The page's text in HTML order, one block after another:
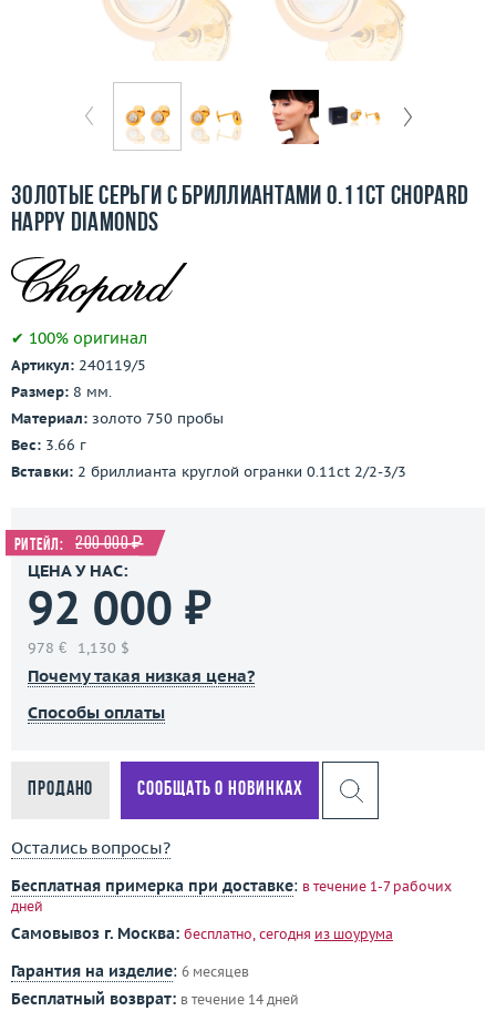
Бесплатная доставка
Покупка и оплата
О компании
Контакты
3D-тур по шоуруму
Золотые серьги с бриллиантами 0.11ct Chopard
Happy Diamonds
✔ 100% оригинал
Артикул: 240119/5
Размер: 8 мм.
Материал: золото 750 пробы
Вес: 3.66 г
Вставки: 2 бриллианта круглой огранки 0.11ct 2/2-3/3
Ритейл: 200 000 ₽
ЦЕНА У НАС:
92 000 ₽
978 € 1,130 $
Почему такая низкая цена?
Способы оплаты
Продано Сообщать о новинках
Остались вопросы?
Бесплатная примерка при доставке: в течение 1-7 рабочих
дней
Самовывоз г. Москва: бесплатно, сегодня из шоурума
Гарантия на изделие: 6 месяцев
Бесплатный возврат: в течение 14 дней